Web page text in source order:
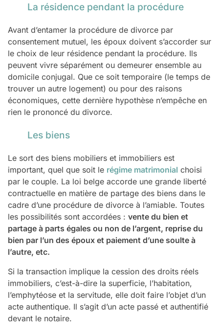
La résidence pendant la procédure
Avant d’entamer la procédure de divorce par
consentement mutuel, les époux doivent s’accorder sur
le choix de leur résidence pendant la procédure. Ils
peuvent vivre séparément ou demeurer ensemble au
domicile conjugal. Que ce soit temporaire (le temps de
trouver un autre logement) ou pour des raisons
économiques, cette dernière hypothèse n’empêche en
rien le prononcé du divorce.
Les biens
Le sort des biens mobiliers et immobiliers est
important, quel que soit le régime matrimonial choisi
par le couple. La loi belge accorde une grande liberté
contractuelle en matière de partage des biens dans le
cadre d’une procédure de divorce à l’amiable. Toutes
les possibilités sont accordées : vente du bien et
partage à parts égales ou non de l’argent, reprise du
bien par l’un des époux et paiement d’une soulte à
l’autre, etc.
Si la transaction implique la cession des droits réels
immobiliers, c’est-à-dire la superficie, l’habitation,
l’emphytéose et la servitude, elle doit faire l’objet d’un
acte authentique. Il s’agit d’un acte passé et authentifié
devant le notaire.